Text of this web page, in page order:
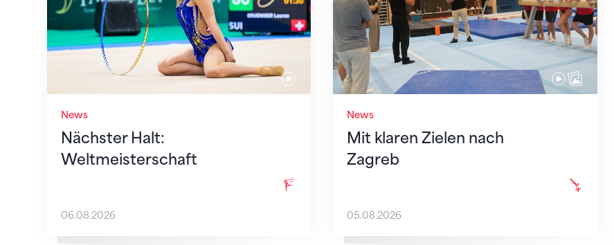
News
Nächster Halt:
Weltmeisterschaft
06.08.2026
News
Mit klaren Zielen nach
Zagreb
05.08.2026